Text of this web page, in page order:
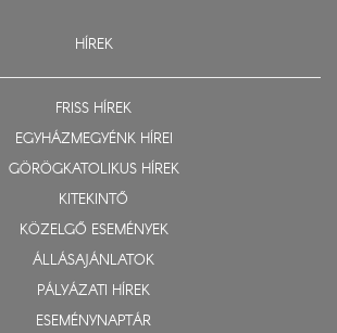
HÍREK
FRISS HÍREK
EGYHÁZMEGYÉNK HÍREI
GÖRÖGKATOLIKUS HÍREK
KITEKINTŐ
KÖZELGŐ ESEMÉNYEK
ÁLLÁSAJÁNLATOK
PÁLYÁZATI HÍREK
ESEMÉNYNAPTÁR